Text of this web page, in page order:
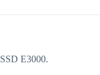
SSD E3000.